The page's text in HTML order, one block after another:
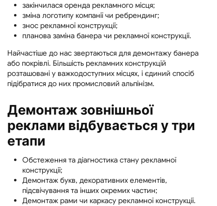
закінчилася оренда рекламного місця;
зміна логотипу компанії чи ребрендинг;
знос рекламної конструкції;
планова заміна банера чи рекламної конструкції.
Найчастіше до нас звертаються для демонтажу банера
або покрівлі. Більшість рекламних конструкцій
розташовані у важкодоступних місцях, і єдиний спосіб
підібратися до них промисловий альпінізм.
Демонтаж зовнішньої
реклами відбувається у три
етапи
Обстеження та діагностика стану рекламної
конструкції;
Демонтаж букв, декоративних елементів,
підсвічування та інших окремих частин;
Демонтаж рами чи каркасу рекламної конструкції.